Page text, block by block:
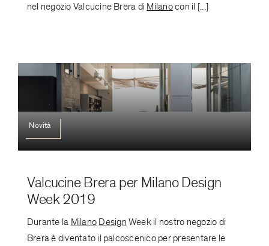
nel negozio Valcucine Brera di Milanocon il [...]
Novità
Valcucine Brera per Milano Design
Week 2019
Durante la Milano Design Week il nostro negozio di
Brera è diventato il palcoscenico per presentare le